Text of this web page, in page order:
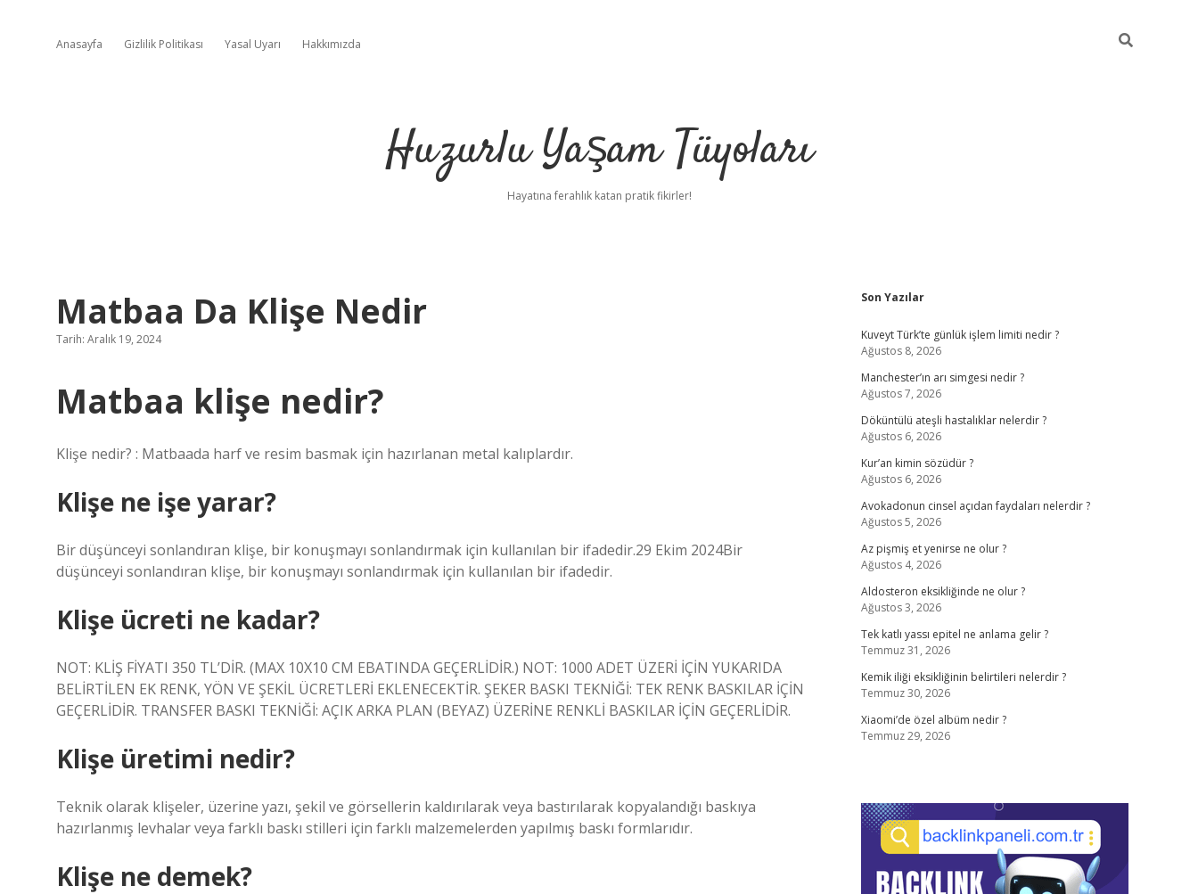
Anasayfa Gizlilik Politikası Yasal Uyarı Hakkımızda
Huzurlu Yaşam Tüyoları
Hayatına ferahlık katan pratik fikirler!
Matbaa Da Klişe Nedir
Tarih: Aralık 19, 2024
Matbaa klişe nedir?
Klişe nedir? : Matbaada harf ve resim basmak için hazırlanan metal kalıplardır.
Klişe ne işe yarar?
Bir düşünceyi sonlandıran klişe, bir konuşmayı sonlandırmak için kullanılan bir ifadedir.29 Ekim 2024Bir
düşünceyi sonlandıran klişe, bir konuşmayı sonlandırmak için kullanılan bir ifadedir.
Klişe ücreti ne kadar?
NOT: KLİŞ FİYATI 350 TL’DİR. (MAX 10X10 CM EBATINDA GEÇERLİDİR.) NOT: 1000 ADET ÜZERİ İÇİN YUKARIDA
BELİRTİLEN EK RENK, YÖN VE ŞEKİL ÜCRETLERİ EKLENECEKTİR. ŞEKER BASKI TEKNİĞİ: TEK RENK BASKILAR İÇİN
GEÇERLİDİR. TRANSFER BASKI TEKNİĞİ: AÇIK ARKA PLAN (BEYAZ) ÜZERİNE RENKLİ BASKILAR İÇİN GEÇERLİDİR.
Klişe üretimi nedir?
Teknik olarak klişeler, üzerine yazı, şekil ve görsellerin kaldırılarak veya bastırılarak kopyalandığı baskıya
hazırlanmış levhalar veya farklı baskı stilleri için farklı malzemelerden yapılmış baskı formlarıdır.
Klişe ne demek?
Sidebar
Son Yazılar
Kuveyt Türk’te günlük işlem limiti nedir ?
Ağustos 8, 2026
Manchester’ın arı simgesi nedir ?
Ağustos 7, 2026
Döküntülü ateşli hastalıklar nelerdir ?
Ağustos 6, 2026
Kur’an kimin sözüdür ?
Ağustos 6, 2026
Avokadonun cinsel açıdan faydaları nelerdir ?
Ağustos 5, 2026
Az pişmiş et yenirse ne olur ?
Ağustos 4, 2026
Aldosteron eksikliğinde ne olur ?
Ağustos 3, 2026
Tek katlı yassı epitel ne anlama gelir ?
Temmuz 31, 2026
Kemik iliği eksikliğinin belirtileri nelerdir ?
Temmuz 30, 2026
Xiaomi’de özel albüm nedir ?
Temmuz 29, 2026